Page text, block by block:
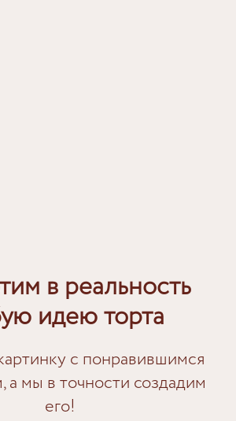
в реальность
идею торта
с понравившимся
а мы в точности создадим
его!